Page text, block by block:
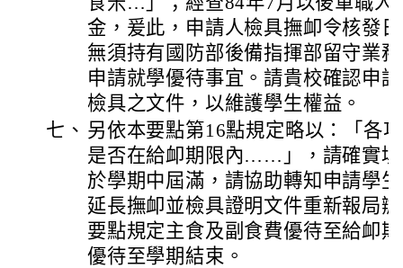
金，爰此，申請人檢具撫卹令核發
無須持有國防部後備指揮部留守業
申請就學優待事宜。請貴校確認申
檢具之文件，以維護學生權益。
七、 另依本要點第16點規定略以：「各
是否在給卹期限內……」，請確實填
於學期中屆滿，請協助轉知申請學
延長撫卹並檢具證明文件重新報局
要點規定主食及副食費優待至給卹
優待至學期結束。